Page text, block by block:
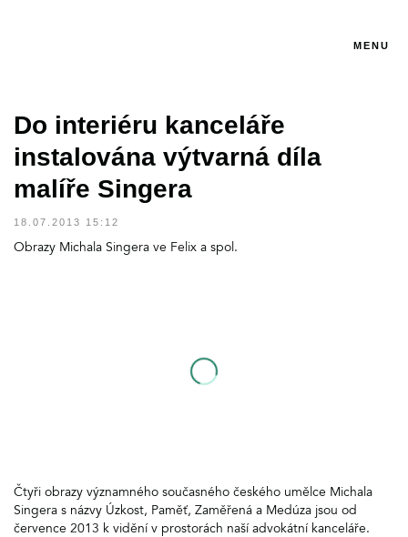
MENU
Do interiéru kanceláře
instalována výtvarná díla
malíře Singera
18.07.2013 15:12
Obrazy Michala Singera ve Felix a spol.
Čtyři obrazy významného současného českého umělce Michala
Singera s názvy Úzkost, Paměť, Zaměřená a Medúza jsou od
července 2013 k vidění v prostorách naší advokátní kanceláře.